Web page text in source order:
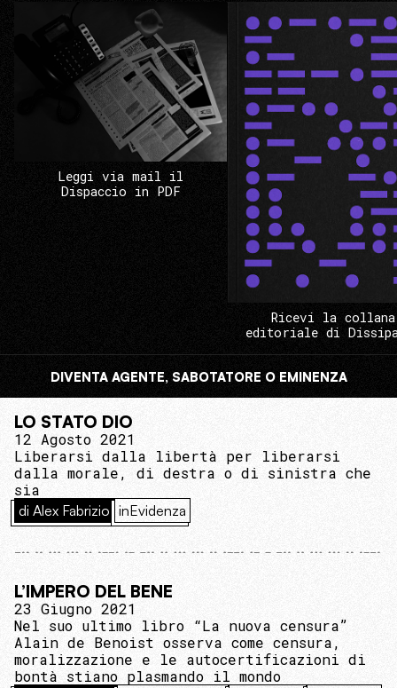
Leggi via mail il
Dispaccio in PDF
Ricevi la collana
editoriale di
DIVENTA AGENTE, SABOTATORE O EMINENZA
LO STATO DIO
12 Agosto 2021
Liberarsi dalla libertà per liberarsi
dalla morale, di destra o di sinistra che
sia
di Alex Fabrizio inEvidenza
L’IMPERO DEL BENE
23 Giugno 2021
Nel suo ultimo libro “La nuova censura”
Alain de Benoist osserva come censura,
moralizzazione e le autocertificazioni di
bontà stiano plasmando il mondo